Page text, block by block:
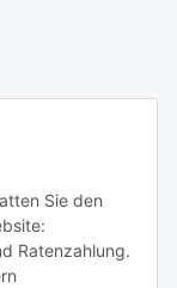
Sie den
Ratenzahlung.